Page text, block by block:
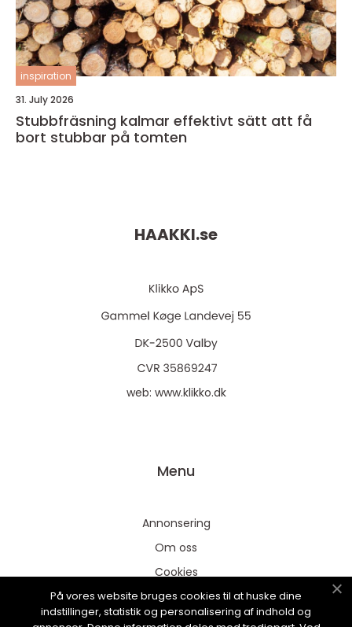
inspiration
31. July 2026
Stubbfräsning kalmar effektivt sätt att få
bort stubbar på tomten
HAAKKI.se
web: www.klikko.dk
Menu
Annonsering
Om oss
Cookies
Kontakta oss
Sitemap
På vores website bruges cookies til at huske dine
indstillinger, statistik og personalisering af indhold og